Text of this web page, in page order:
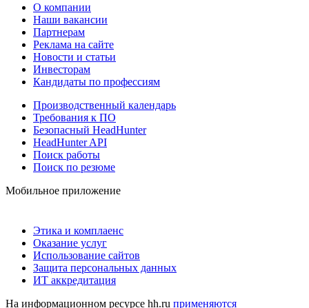
О компании
Наши вакансии
Партнерам
Реклама на сайте
Новости и статьи
Инвесторам
Кандидаты по профессиям
Производственный календарь
Требования к ПО
Безопасный HeadHunter
HeadHunter API
Поиск работы
Поиск по резюме
Мобильное приложение
Этика и комплаенс
Оказание услуг
Использование сайтов
Защита персональных данных
ИТ аккредитация
На информационном ресурсе hh.ru применяются